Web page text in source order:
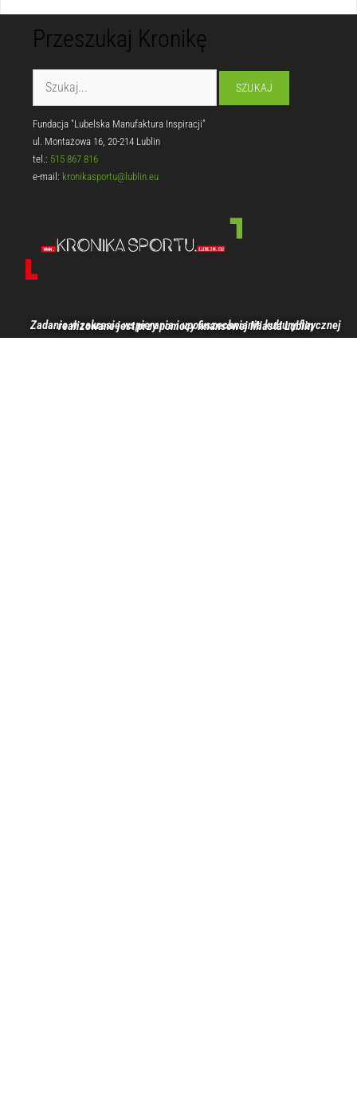
Przeszukaj Kronikę
Fundacja "Lubelska Manufaktura Inspiracji"
ul. Montażowa 16, 20-214 Lublin
tel.: 515 867 816
e-mail: kronikasportu@lublin.eu
Zadanie w zakresie wspierania i upowszechniania kultury fizycznej realizowane jest przy pomocy finansowej Miasta Lublin